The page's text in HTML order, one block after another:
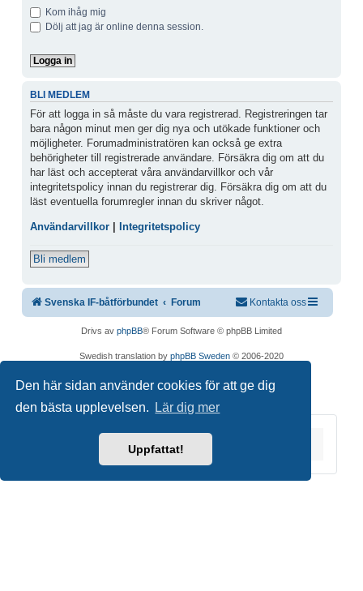
Den här sidan använder cookies för att ge dig
den bästa upplevelsen.
Lär dig mer
Uppfattat!
Kom ihåg mig
Dölj att jag är online denna session.
BLI MEDLEM
För att logga in så måste du vara registrerad. Registreringen tar
bara någon minut men ger dig nya och utökade funktioner och
möjligheter. Forumadministratören kan också ge extra
behörigheter till registrerade användare. Försäkra dig om att du
har läst och accepterat våra användarvillkor och vår
integritetspolicy innan du registrerar dig. Försäkra dig om att du
läst eventuella forumregler innan du skriver något.
Användarvillkor Integritetspolicy
Bli medlem
Svenska IF-båtförbundet Forum Kontakta oss
Drivs av phpBB® Forum Software © phpBB Limited
Swedish translation by phpBB Sweden © 2006-2020
Integritetspolicy | Användarvillkor
Hem Forum